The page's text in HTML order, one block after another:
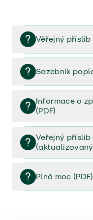
Věřejný příslib
Věřejný příslib
Sazebník
Sazebník poplatků a
Informace o
(PDF)
Informace o
Veřejný příslib
Veřejný příslib ke
Plná moc (PDF)